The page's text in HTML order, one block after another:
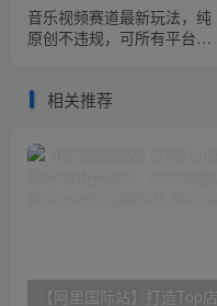
音乐视频赛道最新玩法，纯
原创不违规，可所有平台同
相关推荐